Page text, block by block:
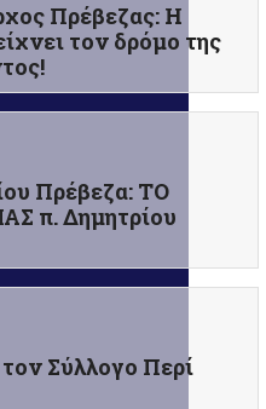
Πρέβεζας: Η
τον δρόμο της
Πρέβεζα: ΤΟ
π. Δημητρίου
Σύλλογο Περί